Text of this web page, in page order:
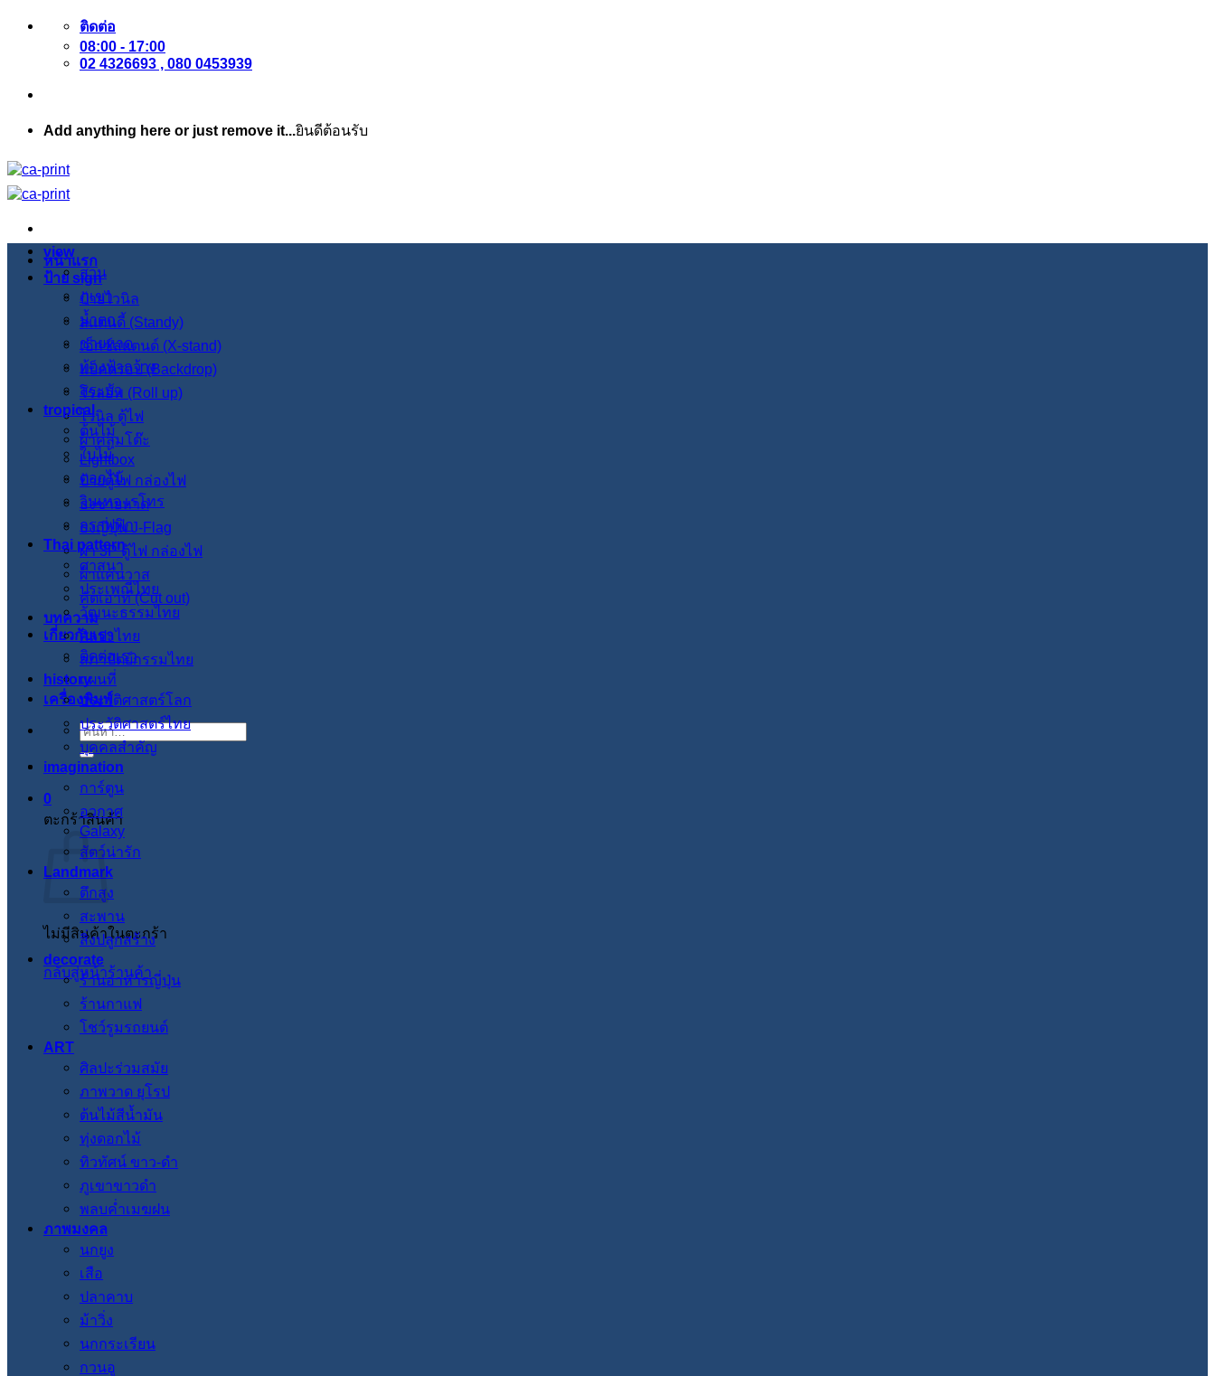
ข้าม
เนื้อหา
ติดต่อ
08:00 - 17:00
02 4326693 , 080 0453939
Add anything here or just remove it...ยินดีต้อนรับ
หน้าแรก
ป้าย sign
ป้ายไวนิล
สแตนดี้ (Standy)
เอ็กซ์สแตนด์ (X-stand)
แบ็คดรอป (Backdrop)
โรลอัพ (Roll up)
ไวนิล ตู้ไฟ
ผ้าคลุมโต๊ะ
Lightbox
ป้ายตู้ไฟ กล่องไฟ
ธงชายหาด
ธงญี่ปุ่น J-Flag
ผ้า 3P ตู้ไฟ กล่องไฟ
ผ้าแคนวาส
คัตเอาท์ (Cut out)
บทความ
เกี่ยวกับเรา
ติดต่อเรา
แผนที่
เครื่องพิมพ์
ค้นหา:
0
ตะกร้าสินค้า
ไม่มีสินค้าในตะกร้า
กลับสู่หน้าร้านค้า
view
สวน
ภูเขา
น้ำตก
ชายหาด
ท้องฟ้ากว้าง
สระบัว
tropical
ต้นไม้
ใบไม้
ดอกไม้
วินเทจ เรโทร
กราฟฟิก
Thai pattern
ศาสนา
ประเพณีไทย
วัฒนะธรรมไทย
ศิลปะไทย
สภาปัตย์กรรมไทย
history
ประวัติศาสตร์โลก
ประวัติศาสตร์ไทย
บุคคลสำคัญ
imagination
การ์ตูน
อวกาศ
Galaxy
สัตว์น่ารัก
Landmark
ตึกสูง
สะพาน
สิ่งปลูกสร้าง
decorate
ร้านอาหารญี่ปุ่น
ร้านกาแฟ
โชว์รูมรถยนต์
ART
ศิลปะร่วมสมัย
ภาพวาด ยุโรป
ต้นไม้สีน้ำมัน
ทุ่งดอกไม้
ทิวทัศน์ ขาว-ดำ
ภูเขาขาวดำ
พลบค่ำเมฆฝน
ภาพมงคล
นกยูง
เสือ
ปลาคาบ
ม้าวิ่ง
นกกระเรียน
กวนอู